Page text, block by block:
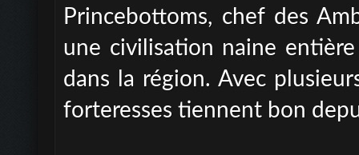
Princebottoms, chef des
une civilisation naine
dans la région. Avec
forteresses tiennent bon